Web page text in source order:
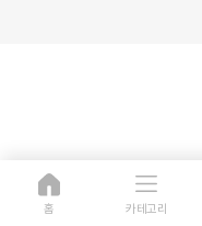
홈 카테고리